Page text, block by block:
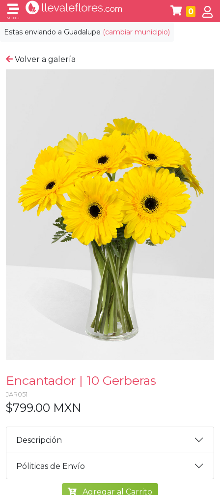
Estas enviando a Guadalupe (cambiar municipio)
MENÚ
0
Volver a galería
Encantador | 10 Gerberas
JAR051
$799.00 MXN
Descripción
Póliticas de Envío
Agregar al Carrito